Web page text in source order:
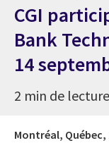
CGI
Bank
14
2 min de lecture
Montréal, Québec,